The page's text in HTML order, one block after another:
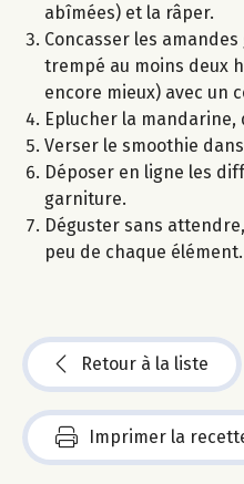
abîmées) et la râper.
Concasser les
trempé au moins deux
encore mieux) avec un
Eplucher la
Verser le smoothie
Déposer en ligne les
garniture.
Déguster sans
peu de chaque élément.
Retour à la liste
Imprimer la